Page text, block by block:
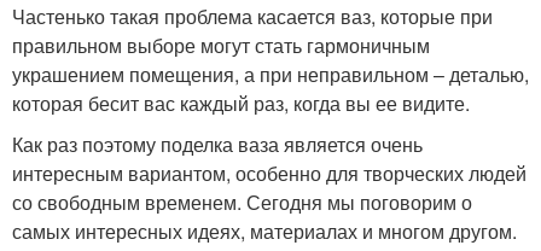
Частенько такая проблема касается ваз, которые при
правильном выборе могут стать гармоничным
украшением помещения, а при неправильном – деталью,
которая бесит вас каждый раз, когда вы ее видите.
Как раз поэтому поделка ваза является очень
интересным вариантом, особенно для творческих людей
со свободным временем. Сегодня мы поговорим о
самых интересных идеях, материалах и многом другом.